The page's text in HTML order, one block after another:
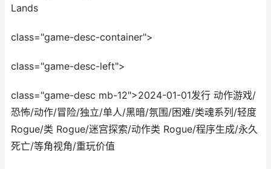
Lands
class="game-desc-container">
class="game-desc-left">
class="game-desc mb-12">2024-01-01发行 动作游戏/
恐怖/动作/冒险/独立/单人/黑暗/氛围/困难/类魂系列/轻度
Rogue/类 Rogue/迷宫探索/动作类 Rogue/程序生成/永久
死亡/等角视角/重玩价值